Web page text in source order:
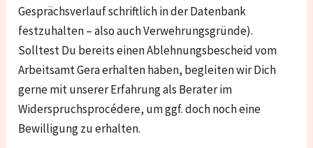
Gesprächsverlauf schriftlich in der Datenbank
festzuhalten – also auch Verwehrungsgründe).
Solltest Du bereits einen Ablehnungsbescheid vom
Arbeitsamt Gera erhalten haben, begleiten wir Dich
gerne mit unserer Erfahrung als Berater im
Widerspruchsprocédere, um ggf. doch noch eine
Bewilligung zu erhalten.